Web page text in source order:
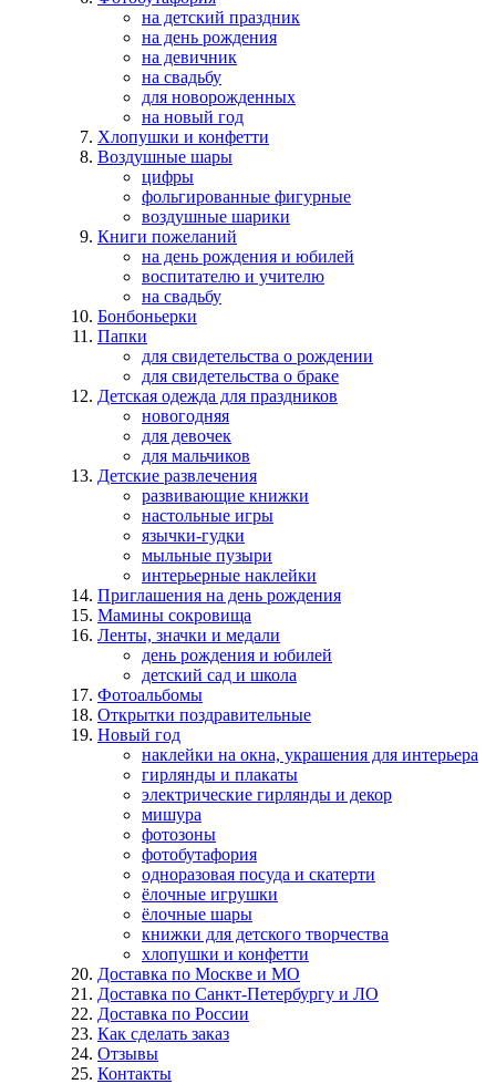
на детский праздник
на день рождения
на девичник
на свадьбу
для новорожденных
на новый год
Хлопушки и конфетти
Воздушные шары
цифры
фольгированные фигурные
воздушные шарики
Книги пожеланий
на день рождения и юбилей
воспитателю и учителю
на свадьбу
Бонбоньерки
Папки
для свидетельства о рождении
для свидетельства о браке
Детская одежда для праздников
новогодняя
для девочек
для мальчиков
Детские развлечения
развивающие книжки
настольные игры
язычки-гудки
мыльные пузыри
интерьерные наклейки
Приглашения на день рождения
Мамины сокровища
Ленты, значки и медали
день рождения и юбилей
детский сад и школа
Фотоальбомы
Открытки поздравительные
Новый год
наклейки на окна, украшения для интерьера
гирлянды и плакаты
электрические гирлянды и декор
мишура
фотозоны
фотобутафория
одноразовая посуда и скатерти
ёлочные игрушки
ёлочные шары
книжки для детского творчества
хлопушки и конфетти
Доставка по Москве и МО
Доставка по Санкт-Петербургу и ЛО
Доставка по России
Как сделать заказ
Отзывы
Контакты